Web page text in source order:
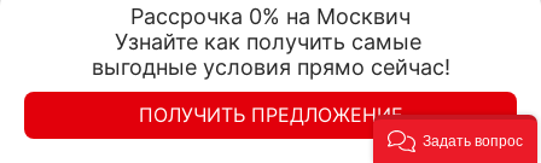
чистоту: мы точно знаем историю владения
ТС, гарантируем отсутствие юридических
обременений и любых проблем с законом при
покупке подержанных машин в нашем
Рассрочка 0% на Москвич
Узнайте как получить самые
выгодные условия прямо сейчас!
ПОЛУЧИТЬ ПРЕДЛОЖЕНИЕ
СИАЛАВТО Официальный дилер Москвич
СИАЛАВТО Официальный дилер Москвич
Задать вопрос